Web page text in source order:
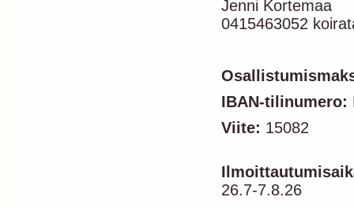
Jenni Kortemaa
0415463052
IBAN-tilinumero:
Viite: 15082
26.7-7.8.26